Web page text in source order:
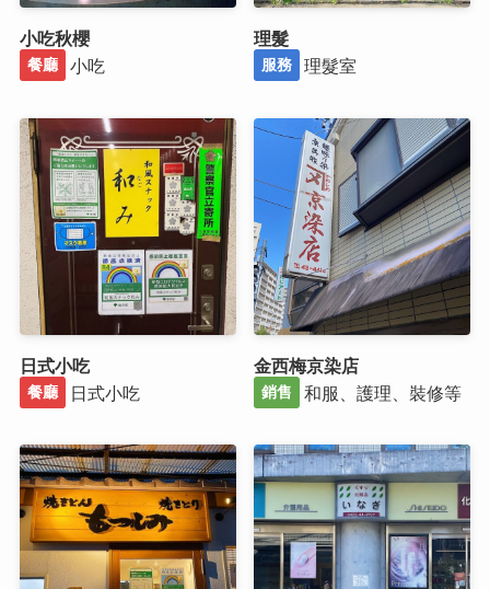
小吃秋櫻
餐廳 小吃
理髮
服務 理髮室
日式小吃
餐廳 日式小吃
金西梅京染店
銷售 和服、護理、裝修等